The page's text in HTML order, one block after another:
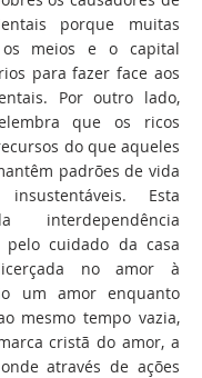
porque muitas
meios e o capital
para fazer face aos
Por outro lado,
que os ricos
do que aqueles
padrões de vida
insustentáveis. Esta
interdependência
cuidado da casa
no amor à
um amor enquanto
mesmo tempo vazia,
cristã do amor, a
através de ações